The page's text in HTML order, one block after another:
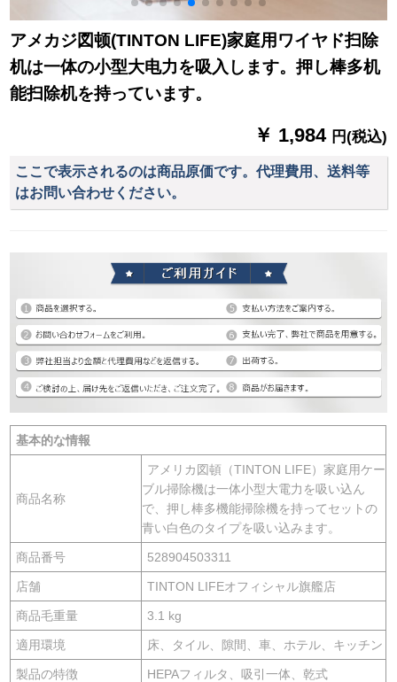
アメカジ図顿(TINTON LIFE)家庭用ワイヤド扫除
机は一体の小型大电力を吸入します。押し棒多机
能扫除机を持っています。
￥ 1,984 円(税込)
ここで表示されるのは商品原価です。代理費用、送料等
はお問い合わせください。
基本的な情報
商品名称
アメリカ図頓（TINTON LIFE）家庭用ケー
ブル掃除機は一体小型大電力を吸い込ん
で、押し棒多機能掃除機を持ってセットの
青い白色のタイプを吸い込みます。
商品番号 528904503311
店舗 TINTON LIFEオフィシャル旗艦店
商品毛重量 3.1 kg
適用環境 床、タイル、隙間、車、ホテル、キッチン
製品の特徴 HEPAフィルタ、吸引一体、乾式